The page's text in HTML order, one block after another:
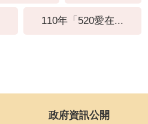
110年「520愛在...
政府資訊公開